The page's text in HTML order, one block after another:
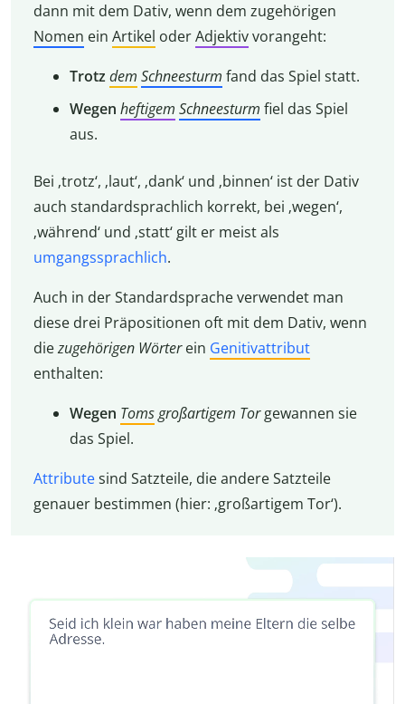
dann mit dem Dativ, wenn dem zugehörigen
Nomen ein Artikel oderAdjektivvorangeht:
Trotzdem Schneesturm fand das Spiel statt.
Wegen heftigem Schneesturm fiel das Spiel
aus.
Bei ‚trotz‘, ‚laut‘, ‚dank‘ und ‚binnen‘ ist der Dativ
auch standardsprachlich korrekt, bei ‚wegen‘,
‚während‘ und ‚statt‘ gilt er meist als
umgangssprachlich.
Auch in der Standardsprache verwendet man
diese drei Präpositionen oft mit dem Dativ, wenn
diezugehörigen Wörterein Genitivattribut
enthalten:
Wegen Tomsgroßartigem Torgewannen sie
das Spiel.
Attributesind Satzteile, die andere Satzteile
genauer bestimmen (hier: ‚großartigem Tor‘).